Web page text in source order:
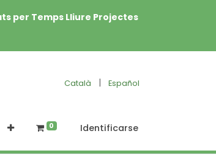
per Temps Lliure Projectes
Català | Español
0 Identificarse